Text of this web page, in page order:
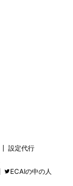
設定代行
ECAIの中の人